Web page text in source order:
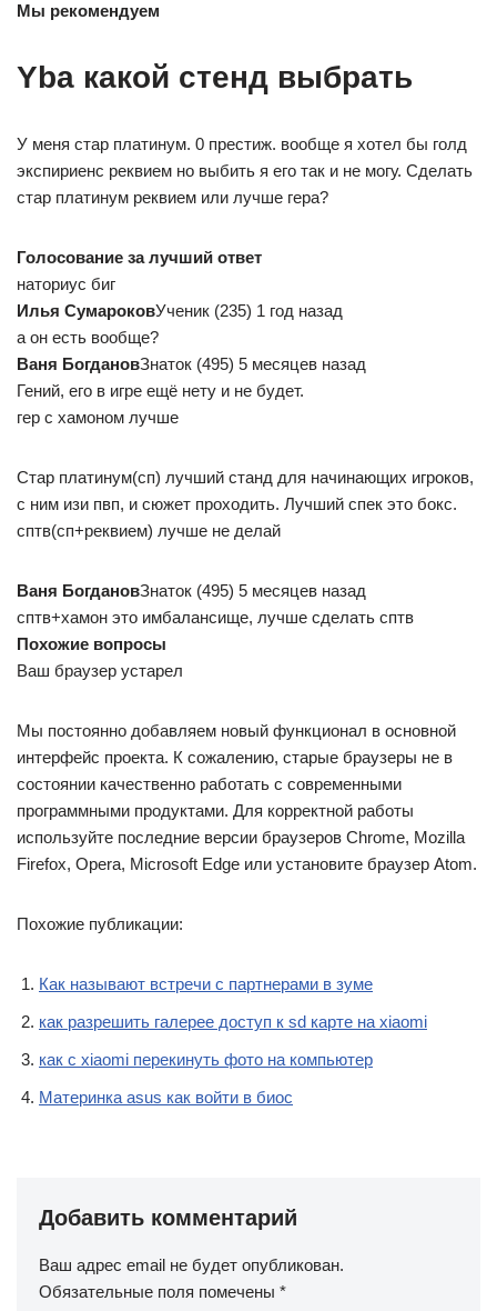
Мы рекомендуем
Yba какой стенд выбрать
У меня стар платинум. 0 престиж. вообще я хотел бы голд
экспириенс реквием но выбить я его так и не могу. Сделать
стар платинум реквием или лучше гера?
Голосование за лучший ответ
наториус биг
Илья СумароковУченик (235) 1 год назад
а он есть вообще?
Ваня БогдановЗнаток (495) 5 месяцев назад
Гений, его в игре ещё нету и не будет.
гер с хамоном лучше
Стар платинум(сп) лучший станд для начинающих игроков,
с ним изи пвп, и сюжет проходить. Лучший спек это бокс.
сптв(сп+реквием) лучше не делай
Ваня БогдановЗнаток (495) 5 месяцев назад
сптв+хамон это имбалансище, лучше сделать сптв
Похожие вопросы
Ваш браузер устарел
Мы постоянно добавляем новый функционал в основной
интерфейс проекта. К сожалению, старые браузеры не в
состоянии качественно работать с современными
программными продуктами. Для корректной работы
используйте последние версии браузеров Chrome, Mozilla
Firefox, Opera, Microsoft Edge или установите браузер Atom.
Похожие публикации:
Как называют встречи с партнерами в зуме
как разрешить галерее доступ к sd карте на xiaomi
как с xiaomi перекинуть фото на компьютер
Материнка asus как войти в биос
Добавить комментарий
Ваш адрес email не будет опубликован.
Обязательные поля помечены *